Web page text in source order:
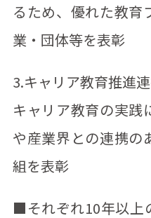
るため、優れた教育
業・団体等を表彰
3.キャリア教育推進
キャリア教育の実践
や産業界との連携の
組を表彰
■それぞれ10年以上